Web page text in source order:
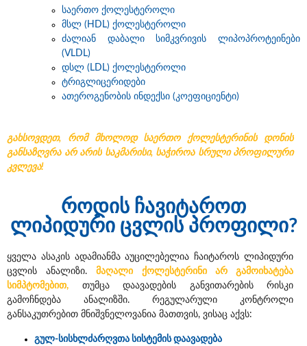
საერთო ქოლესტეროლი
მსლ (HDL) ქოლესტეროლი
ძალიან დაბალი სიმკვრივის ლიპოპროტეინები
(VLDL)
დსლ (LDL) ქოლესტეროლი
ტრიგლიცერიდები
ათეროგენობის ინდექსი (კოეფიციენტი)
გახსოვდეთ, რომ მხოლოდ საერთო ქოლესტერინის დონის
განსაზღვრა არ არის საკმარისი, საჭიროა სრული პროფილური
კვლევა!
როდის ჩავიტაროთ
ლიპიდური ცვლის პროფილი?
ყველა ასაკის ადამიანმა აუცილებელია ჩაიტაროს ლიპიდური
ცვლის ანალიზი.მაღალი ქოლესტერინი არ გამოიხატება
სიმპტომებით, თუმცა დაავადების განვითარების რისკი
გამოჩნდება ანალიზში. რეგულარული კონტროლი
განსაკუთრებით მნიშვნელოვანია მათთვის, ვისაც აქვს:
გულ-სისხლძარღვთა სისტემის დაავადება